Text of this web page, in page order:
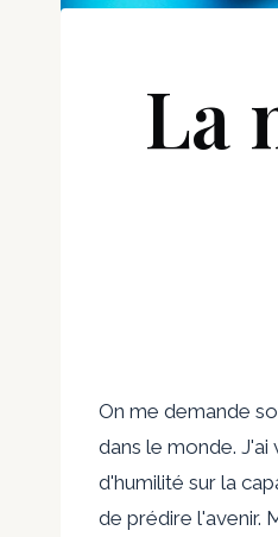
La
On me demande
dans le monde.
d'humilité sur la
de prédire l'avenir.